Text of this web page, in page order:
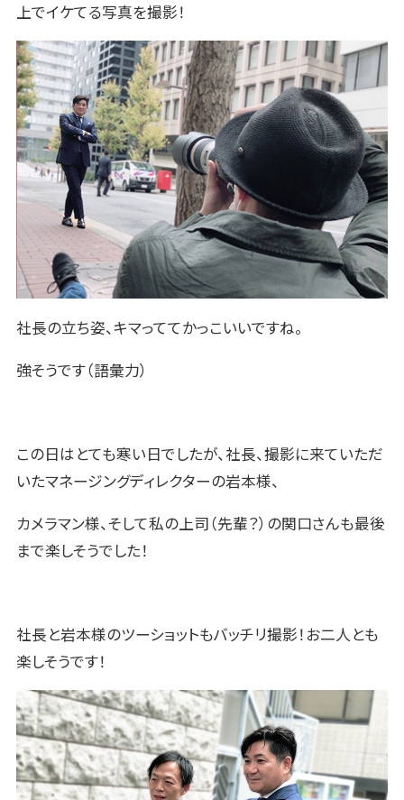
上でイケてる写真を撮影！
社長の立ち姿、キマっててかっこいいですね。
強そうです（語彙力）
この日はとても寒い日でしたが、社長、撮影に来ていただ
いたマネージングディレクターの岩本様、
カメラマン様、そして私の上司（先輩？）の関口さんも最後
まで楽しそうでした！
社長と岩本様のツーショットもバッチリ撮影！お二人とも
楽しそうです！